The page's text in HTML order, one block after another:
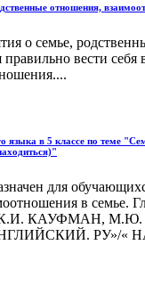
отношения,
о семье,
вести себя
языка в 5 классе по теме
для
в семье.
К.И. КАУФМАН,
РУ»/«